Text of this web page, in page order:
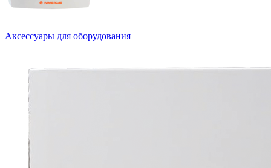
Аксессуары для оборудования